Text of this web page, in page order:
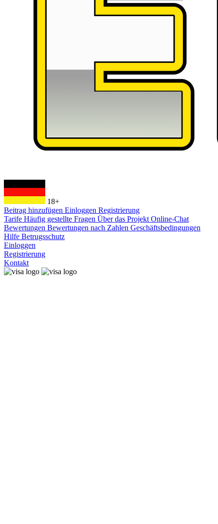
18+
Beitrag hinzufügen Einloggen Registrierung
Tarife Häufig gestellte Fragen Über das Projekt Online-Chat
Bewertungen Bewertungen nach Zahlen Geschäftsbedingungen
Hilfe Betrugsschutz
Einloggen
Registrierung
Kontakt